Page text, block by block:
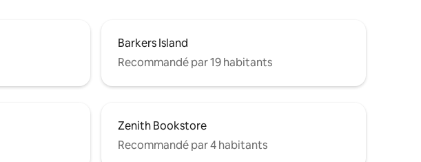
Barkers Island
Recommandé par 19 habitants
Zenith Bookstore
Recommandé par 4 habitants